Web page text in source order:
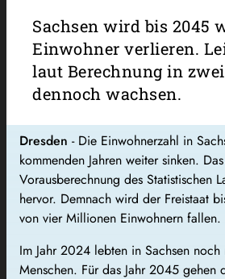
Sachsen wird bis 2045
Einwohner verlieren.
laut Berechnung in
dennoch wachsen.
Dresden - Die Einwohnerzahl in
kommenden Jahren weiter sinken.
Vorausberechnung des Statistischen
hervor. Demnach wird der Freistaat
von vier Millionen Einwohnern fallen.
Im Jahr 2024 lebten in Sachsen
Menschen. Für das Jahr 2045 gehen